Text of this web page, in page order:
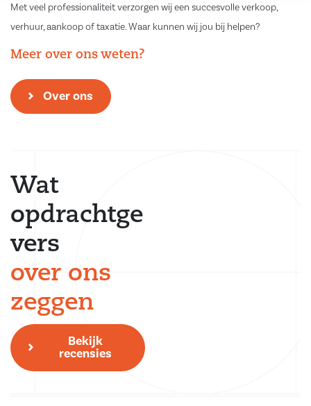
Met veel professionaliteit verzorgen wij een succesvolle verkoop,
verhuur, aankoop of taxatie. Waar kunnen wij jou bij helpen?
Meer over ons weten?
Over ons
Wat
opdrachtge
vers
over ons
zeggen
Bekijk
recensies